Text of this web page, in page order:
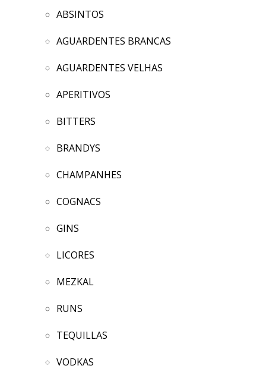
ABSINTOS
AGUARDENTES BRANCAS
AGUARDENTES VELHAS
APERITIVOS
BITTERS
BRANDYS
CHAMPANHES
COGNACS
GINS
LICORES
MEZKAL
RUNS
TEQUILLAS
VODKAS